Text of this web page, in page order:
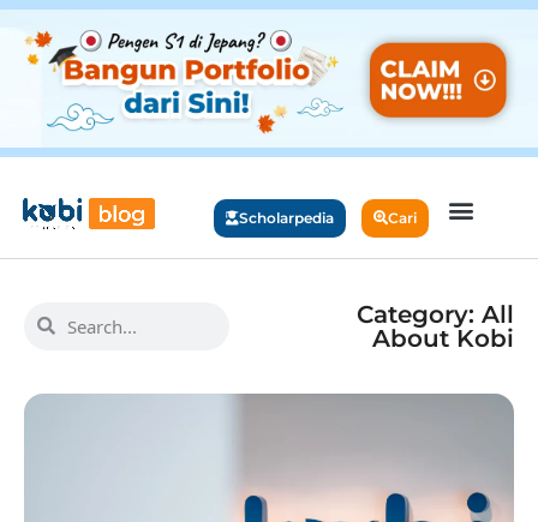
Scholarpedia Cari
Category: All
About Kobi